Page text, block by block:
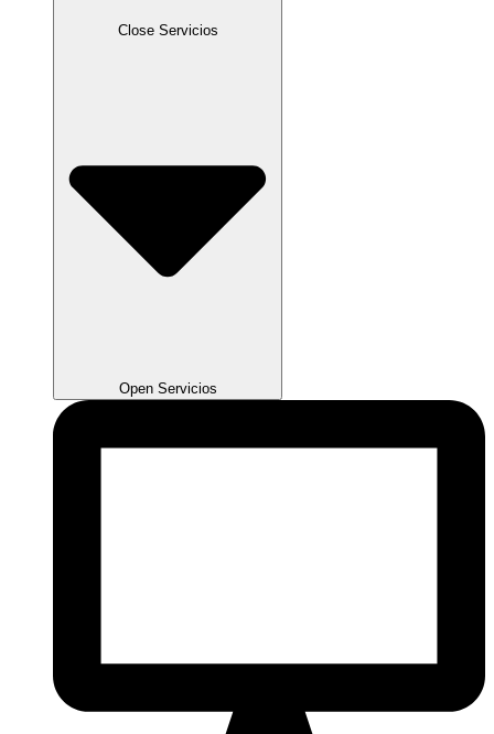
Close Servicios
Open Servicios